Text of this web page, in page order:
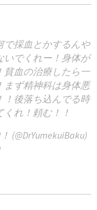
で採血とかするんや
いでくれー！身体が
貧血の治療したら一
まず精神科は身体悪
！後落ち込んでる時
れ！頼む！！
(@DrYumekuiBaku)